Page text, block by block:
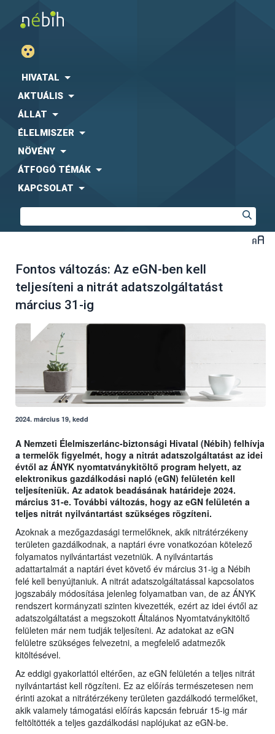
HIVATAL
AKTUÁLIS
ÁLLAT
ÉLELMISZER
NÖVÉNY
ÁTFOGÓ TÉMÁK
KAPCSOLAT
Fontos változás: Az eGN-ben kell
teljesíteni a nitrát adatszolgáltatást
március 31-ig
2024. március 19, kedd
A Nemzeti Élelmiszerlánc-biztonsági Hivatal (Nébih) felhívja
a termelők figyelmét, hogy a nitrát adatszolgáltatást az idei
évtől az ÁNYK nyomtatványkitöltő program helyett, az
elektronikus gazdálkodási napló (eGN) felületén kell
teljesíteniük. Az adatok beadásának határideje 2024.
március 31-e. További változás, hogy az eGN felületén a
teljes nitrát nyilvántartást szükséges rögzíteni.
Azoknak a mezőgazdasági termelőknek, akik nitrátérzékeny
területen gazdálkodnak, a naptári évre vonatkozóan kötelező
folyamatos nyilvántartást vezetniük. A nyilvántartás
adattartalmát a naptári évet követő év március 31-ig a Nébih
felé kell benyújtaniuk. A nitrát adatszolgáltatással kapcsolatos
jogszabály módosítása jelenleg folyamatban van, de az ÁNYK
rendszert kormányzati szinten kivezették, ezért az idei évtől az
adatszolgáltatást a megszokott Általános Nyomtatványkitöltő
felületen már nem tudják teljesíteni. Az adatokat az eGN
felületre szükséges felvezetni, a megfelelő adatmezők
kitöltésével.
Az eddigi gyakorlattól eltérően, az eGN felületén a teljes nitrát
nyilvántartást kell rögzíteni. Ez az előírás természetesen nem
érinti azokat a nitrátérzékeny területen gazdálkodó termelőket,
akik valamely támogatási előírás kapcsán február 15-ig már
feltöltötték a teljes gazdálkodási naplójukat az eGN-be.